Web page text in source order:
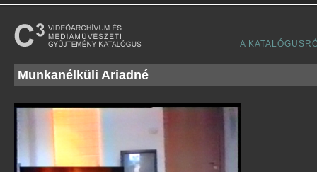
A
Munkanélküli Ariadné